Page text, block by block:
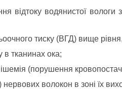
відтоку водянистої
тиску (ВГД) вище
в тканинах ока;
ішемія (порушення
волокон в зоні їх